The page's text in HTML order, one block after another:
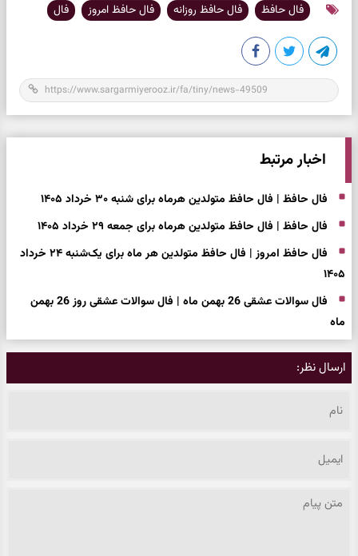
فال حافظ فال حافظ روزانه فال حافظ امروز فال
اخبار مرتبط
فال حافظ | فال حافظ متولدین هرماه برای شنبه ۳۰ خرداد ۱۴۰۵
فال حافظ | فال حافظ متولدین هرماه برای جمعه ۲۹ خرداد ۱۴۰۵
فال حافظ امروز | فال حافظ متولدین هر ماه برای یک‌شنبه ۲۴ خرداد
۱۴۰۵
فال سوالات عشقی 26 بهمن ماه | فال سوالات عشقی روز 26 بهمن
ماه
ارسال نظر: